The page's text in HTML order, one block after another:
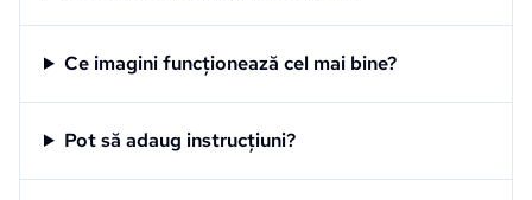
Ce imagini funcționează cel mai bine?
Pot să adaug instrucțiuni?